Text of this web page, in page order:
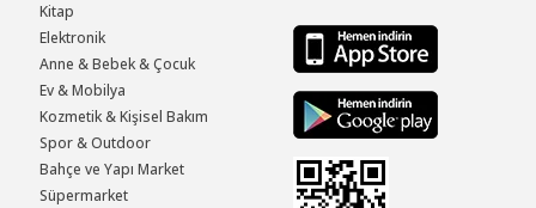
Kitap
Elektronik
Anne & Bebek & Çocuk
Ev & Mobilya
Kozmetik & Kişisel Bakım
Spor & Outdoor
Bahçe ve Yapı Market
Süpermarket